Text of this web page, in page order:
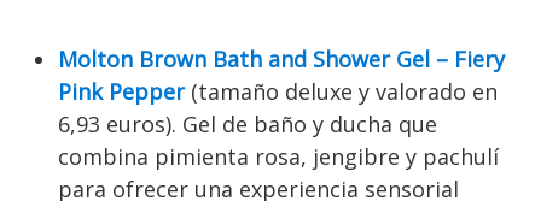
Molton Brown Bath and Shower Gel – Fiery
Pink Pepper(tamaño deluxe y valorado en
6,93 euros). Gel de baño y ducha que
combina pimienta rosa, jengibre y pachulí
para ofrecer una experiencia sensorial